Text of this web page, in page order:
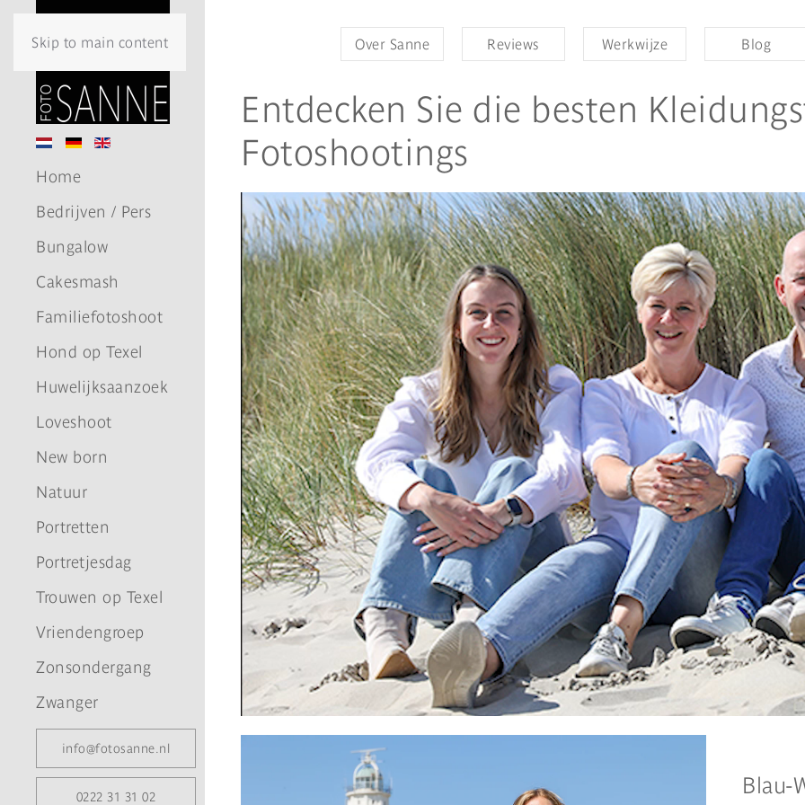
Skip to main content Over Sanne Reviews Werkwijze Blog
Home
Bedrijven / Pers
Bungalow
Cakesmash
Familiefotoshoot
Hond op Texel
Huwelijksaanzoek
Loveshoot
New born
Natuur
Portretten
Portretjesdag
Trouwen op Texel
Vriendengroep
Zonsondergang
Zwanger
info@fotosanne.nl
0222 31 31 02
Entdecken Sie die besten
Fotoshootings
Blau-